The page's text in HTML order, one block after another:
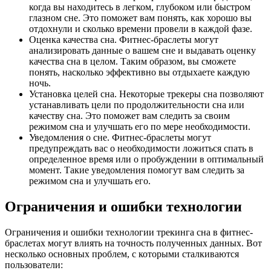
когда вы находитесь в легком, глубоком или быстром
глазном сне. Это поможет вам понять, как хорошо вы
отдохнули и сколько времени провели в каждой фазе.
Оценка качества сна. Фитнес-браслеты могут
анализировать данные о вашем сне и выдавать оценку
качества сна в целом. Таким образом, вы сможете
понять, насколько эффективно вы отдыхаете каждую
ночь.
Установка целей сна. Некоторые трекеры сна позволяют
устанавливать цели по продолжительности сна или
качеству сна. Это поможет вам следить за своим
режимом сна и улучшать его по мере необходимости.
Уведомления о сне. Фитнес-браслеты могут
предупреждать вас о необходимости ложиться спать в
определенное время или о пробуждении в оптимальный
момент. Такие уведомления помогут вам следить за
режимом сна и улучшать его.
Ограничения и ошибки технологии
Ограничения и ошибки технологии трекинга сна в фитнес-
браслетах могут влиять на точность полученных данных. Вот
несколько основных проблем, с которыми сталкиваются
пользователи: